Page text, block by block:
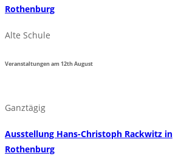
Rothenburg
Alte Schule
Veranstaltungen am12thAugust
Ganztägig
Ausstellung Hans-Christoph Rackwitz in
Rothenburg